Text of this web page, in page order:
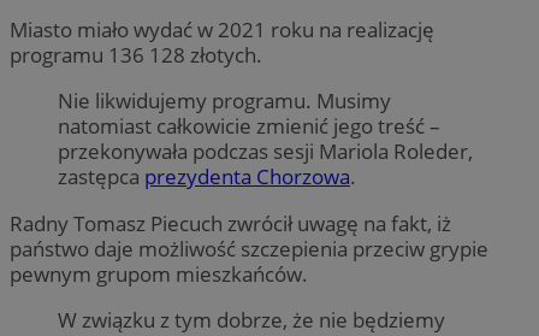
Miasto miało wydać w 2021 roku na realizację
programu 136 128 złotych.
Nie likwidujemy programu. Musimy
natomiast całkowicie zmienić jego treść –
przekonywała podczas sesji Mariola Roleder,
zastępca prezydenta Chorzowa.
Radny Tomasz Piecuch zwrócił uwagę na fakt, iż
państwo daje możliwość szczepienia przeciw grypie
pewnym grupom mieszkańców.
W związku z tym dobrze, że nie będziemy